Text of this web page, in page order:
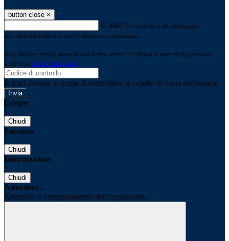
button close ×
E-mail Verrà inviato un messaggio
all'indirizzo indicato con le istruzioni necessarie.
Non hai una e-mail associata al nome utente? Effettua il reset della password
tramite la Login Spaggiari
E-mail inviata, si prega di controllare la casella di posta elettronica!
Errore
Chiudi
Successo
Chiudi
Informazione
Chiudi
Attendere...
Attendere il completamento dell'operazione...